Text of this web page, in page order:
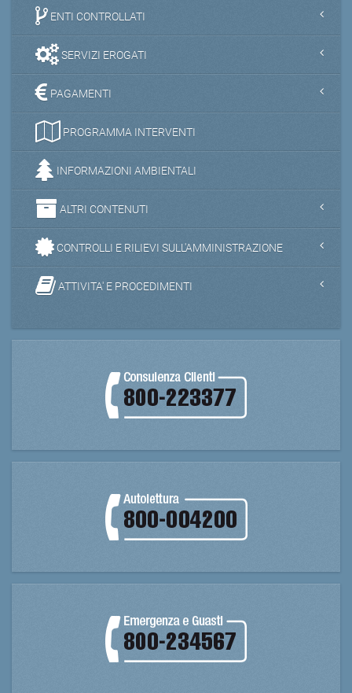
ENTI CONTROLLATI
SERVIZI EROGATI
PAGAMENTI
PROGRAMMA INTERVENTI
INFORMAZIONI AMBIENTALI
ALTRI CONTENUTI
CONTROLLI E RILIEVI SULL'AMMINISTRAZIONE
ATTIVITA' E PROCEDIMENTI